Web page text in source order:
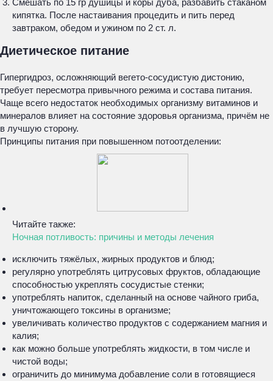
Смешать по 15 гр душицы и коры дуба, разбавить стаканом
кипятка. После настаивания процедить и пить перед
завтраком, обедом и ужином по 2 ст. л.
Диетическое питание
Гипергидроз, осложняющий вегето-сосудистую дистонию,
требует пересмотра привычного режима и состава питания.
Чаще всего недостаток необходимых организму витаминов и
минералов влияет на состояние здоровья организма, причём не
в лучшую сторону.
Принципы питания при повышенном потоотделении:
Читайте также:
Ночная потливость: причины и методы лечения
исключить тяжёлых, жирных продуктов и блюд;
регулярно употреблять цитрусовых фруктов, обладающие
способностью укреплять сосудистые стенки;
употреблять напиток, сделанный на основе чайного гриба,
уничтожающего токсины в организме;
увеличивать количество продуктов с содержанием магния и
калия;
как можно больше употреблять жидкости, в том числе и
чистой воды;
ограничить до минимума добавление соли в готовящиеся